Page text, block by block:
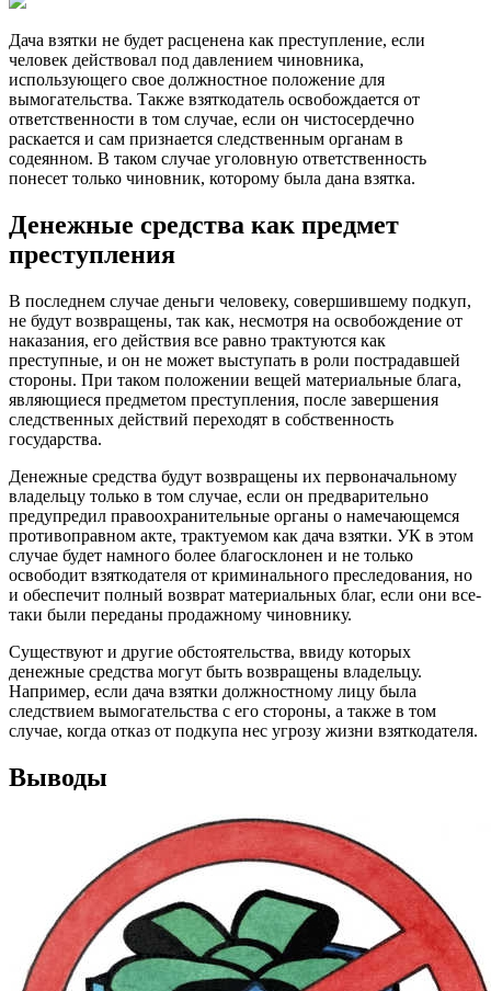
Дача взятки не будет расценена как преступление, если
человек действовал под давлением чиновника,
использующего свое должностное положение для
вымогательства. Также взяткодатель освобождается от
ответственности в том случае, если он чистосердечно
раскается и сам признается следственным органам в
содеянном. В таком случае уголовную ответственность
понесет только чиновник, которому была дана взятка.
Денежные средства как предмет
преступления
В последнем случае деньги человеку, совершившему подкуп,
не будут возвращены, так как, несмотря на освобождение от
наказания, его действия все равно трактуются как
преступные, и он не может выступать в роли пострадавшей
стороны. При таком положении вещей материальные блага,
являющиеся предметом преступления, после завершения
следственных действий переходят в собственность
государства.
Денежные средства будут возвращены их первоначальному
владельцу только в том случае, если он предварительно
предупредил правоохранительные органы о намечающемся
противоправном акте, трактуемом как дача взятки. УК в этом
случае будет намного более благосклонен и не только
освободит взяткодателя от криминального преследования, но
и обеспечит полный возврат материальных благ, если они все-
таки были переданы продажному чиновнику.
Существуют и другие обстоятельства, ввиду которых
денежные средства могут быть возвращены владельцу.
Например, если дача взятки должностному лицу была
следствием вымогательства с его стороны, а также в том
случае, когда отказ от подкупа нес угрозу жизни взяткодателя.
Выводы